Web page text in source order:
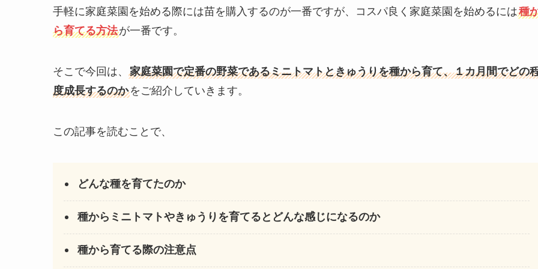
手軽に家庭菜園を始める際には苗を購入するのが一番ですが、コスパ良く家庭菜園を始めるには種
ら育てる方法が一番です。
そこで今回は、 家庭菜園で定番の野菜であるミニトマトときゅうりを種から育て、１カ月間でどの
度成長するのか をご紹介していきます。
この記事を読むことで、
どんな種を育てたのか
種からミニトマトやきゅうりを育てるとどんな感じになるのか
種から育てる際の注意点